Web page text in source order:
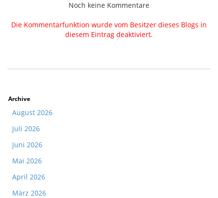
Noch keine Kommentare
Die Kommentarfunktion wurde vom Besitzer dieses Blogs in
diesem Eintrag deaktiviert.
Archive
August 2026
Juli 2026
Juni 2026
Mai 2026
April 2026
März 2026